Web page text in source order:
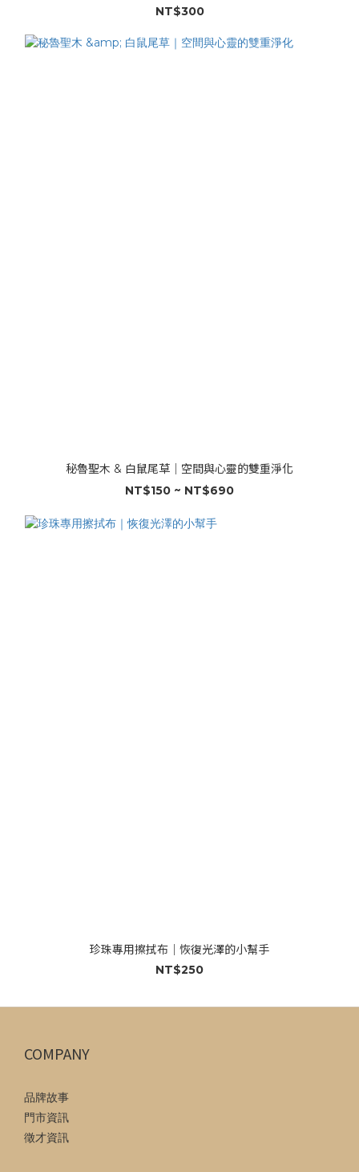
NT$300
秘魯聖木 & 白鼠尾草｜空間與心靈的雙重淨化
NT$150 ~ NT$690
珍珠專用擦拭布｜恢復光澤的小幫手
NT$250
COMPANY
品牌故事
門市資訊
徵才資訊